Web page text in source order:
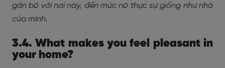
gắn bó với nơi này, đến mức nó thực sự giống như nhà
của mình.
3.4. What makes you feel pleasant in
your home?